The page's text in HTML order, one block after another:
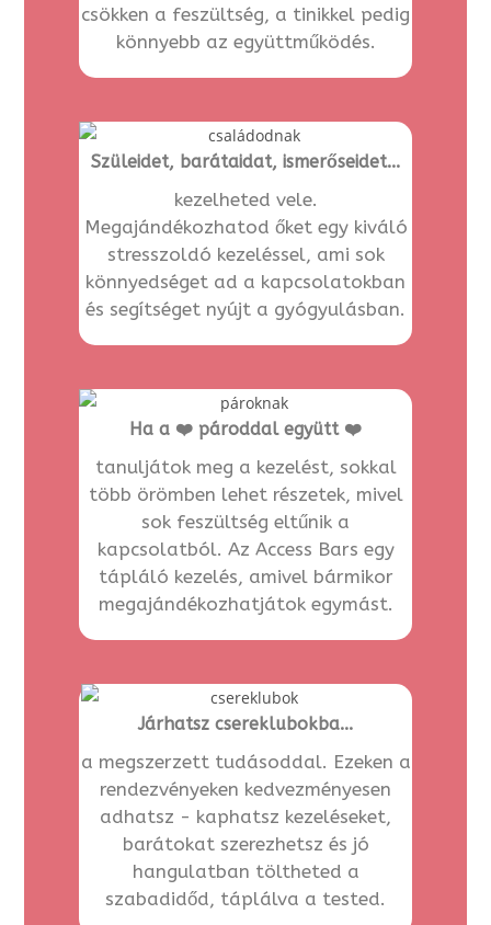
csökken a feszültség, a tinikkel pedig
könnyebb az együttműködés.
Szüleidet, barátaidat, ismerőseidet...
kezelheted vele.
Megajándékozhatod őket egy kiváló
stresszoldó kezeléssel, ami sok
könnyedséget ad a kapcsolatokban
és segítséget nyújt a gyógyulásban.
Ha a ❤️ pároddal együtt ❤️
tanuljátok meg a kezelést, sokkal
több örömben lehet részetek, mivel
sok feszültség eltűnik a
kapcsolatból. Az Access Bars egy
tápláló kezelés, amivel bármikor
megajándékozhatjátok egymást.
Járhatsz csereklubokba...
a megszerzett tudásoddal. Ezeken a
rendezvényeken kedvezményesen
adhatsz - kaphatsz kezeléseket,
barátokat szerezhetsz és jó
hangulatban töltheted a
szabadidőd, táplálva a tested.